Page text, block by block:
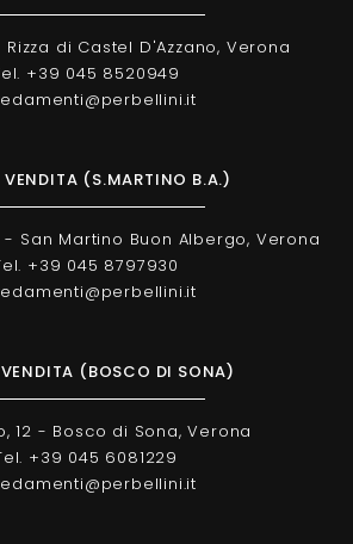
Rizza di Castel D'Azzano, Verona
+39 045 8520949
VENDITA (S.MARTINO B.A.)
- San Martino Buon Albergo, Verona
+39 045 8797930
(BOSCO DI SONA)
12 - Bosco di Sona, Verona
+39 045 6081229